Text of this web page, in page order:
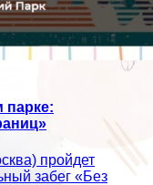
парке:
пройдет
забег «Без